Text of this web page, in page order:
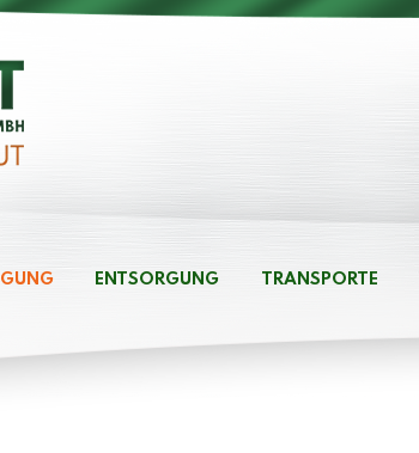
ENTSORGUNG TRANSPORTE